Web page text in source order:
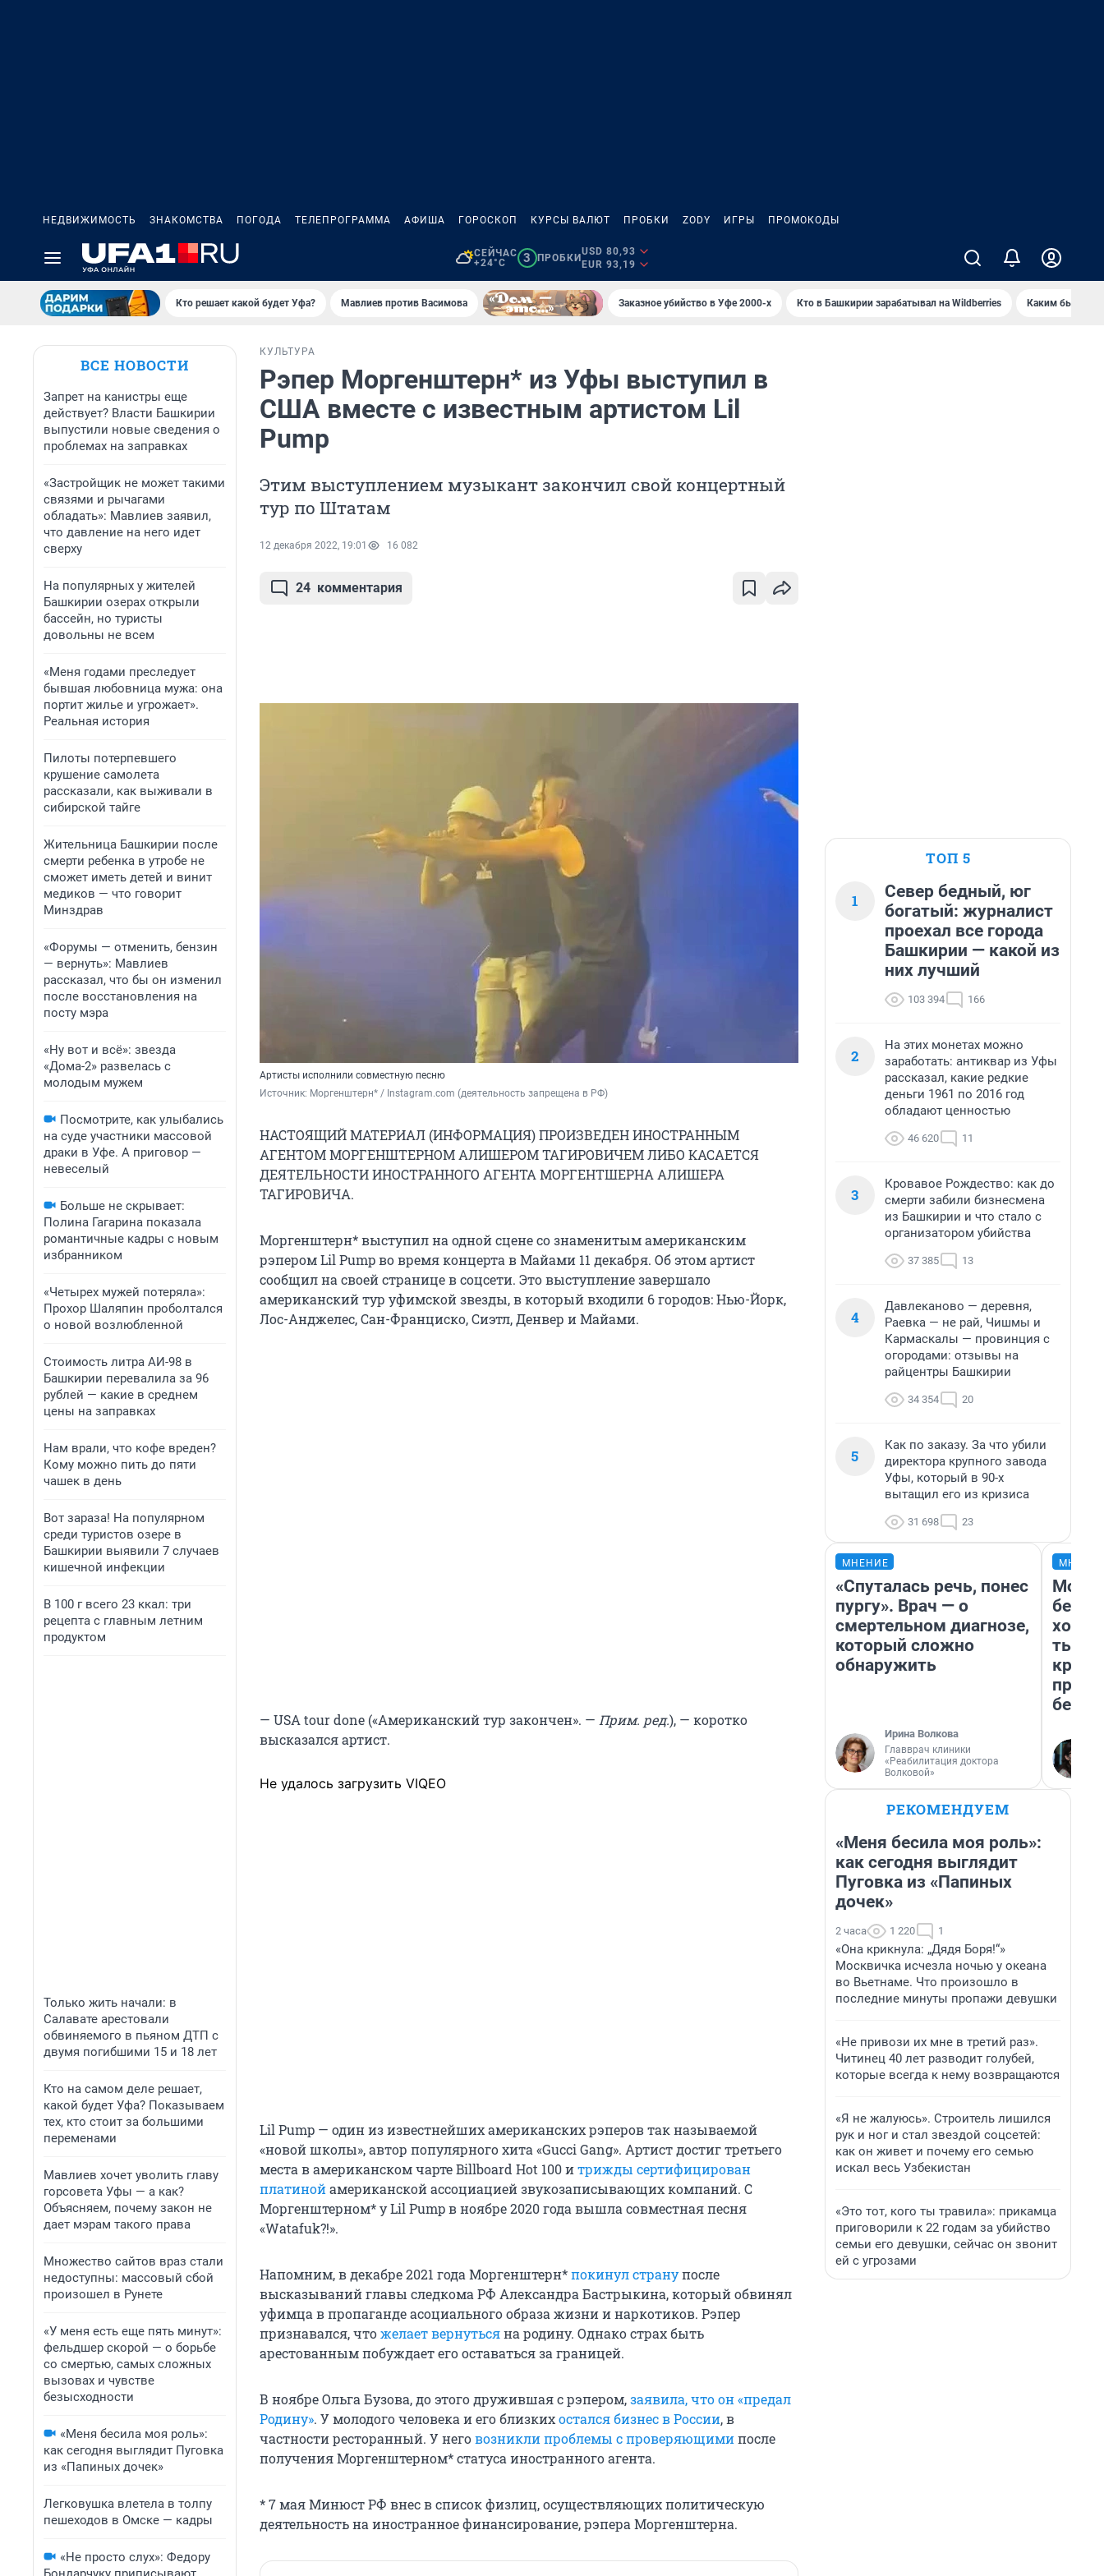
НЕДВИЖИМОСТЬ ЗНАКОМСТВА ПОГОДА ТЕЛЕПРОГРАММА АФИША ГОРОСКОП КУРСЫ ВАЛЮТ ПРОБКИ ZODY ИГРЫ ПРОМОКОДЫ
СЕЙЧАС
+24°C
3 ПРОБКИ
USD 80,93
EUR 93,19
Кто решает какой будет Уфа? Мавлиев против Васимова Заказное убийство в Уфе 2000-х Кто в Башкирии зарабатывал на Wildberries Каким было
ВСЕ НОВОСТИ
Запрет на канистры еще
действует? Власти Башкирии
выпустили новые сведения о
проблемах на заправках
«Застройщик не может такими
связями и рычагами
обладать»: Мавлиев заявил,
что давление на него идет
сверху
На популярных у жителей
Башкирии озерах открыли
бассейн, но туристы
довольны не всем
«Меня годами преследует
бывшая любовница мужа: она
портит жилье и угрожает».
Реальная история
Пилоты потерпевшего
крушение самолета
рассказали, как выживали в
сибирской тайге
Жительница Башкирии после
смерти ребенка в утробе не
сможет иметь детей и винит
медиков — что говорит
Минздрав
«Форумы — отменить, бензин
— вернуть»: Мавлиев
рассказал, что бы он изменил
после восстановления на
посту мэра
«Ну вот и всё»: звезда
«Дома-2» развелась с
молодым мужем
Посмотрите, как улыбались
на суде участники массовой
драки в Уфе. А приговор —
невеселый
Больше не скрывает:
Полина Гагарина показала
романтичные кадры с новым
избранником
«Четырех мужей потеряла»:
Прохор Шаляпин проболтался
о новой возлюбленной
Стоимость литра АИ-98 в
Башкирии перевалила за 96
рублей — какие в среднем
цены на заправках
Нам врали, что кофе вреден?
Кому можно пить до пяти
чашек в день
Вот зараза! На популярном
среди туристов озере в
Башкирии выявили 7 случаев
кишечной инфекции
В 100 г всего 23 ккал: три
рецепта с главным летним
продуктом
Только жить начали: в
Салавате арестовали
обвиняемого в пьяном ДТП с
двумя погибшими 15 и 18 лет
Кто на самом деле решает,
какой будет Уфа? Показываем
тех, кто стоит за большими
переменами
Мавлиев хочет уволить главу
горсовета Уфы — а как?
Объясняем, почему закон не
дает мэрам такого права
Множество сайтов враз стали
недоступны: массовый сбой
произошел в Рунете
«У меня есть еще пять минут»:
фельдшер скорой — о борьбе
со смертью, самых сложных
вызовах и чувстве
безысходности
«Меня бесила моя роль»:
как сегодня выглядит Пуговка
из «Папиных дочек»
Легковушка влетела в толпу
пешеходов в Омске — кадры
«Не просто слух»: Федору
КУЛЬТУРА
Рэпер Моргенштерн* из Уфы выступил в
США вместе с известным артистом Lil
Pump
Этим выступлением музыкант закончил свой концертный
тур по Штатам
12 декабря 2022, 19:01 16 082
24 комментария
Артисты исполнили совместную песню
Источник: Моргенштерн* / Instagram.com (деятельность запрещена в РФ)
НАСТОЯЩИЙ МАТЕРИАЛ (ИНФОРМАЦИЯ) ПРОИЗВЕДЕН ИНОСТРАННЫМ
АГЕНТОМ МОРГЕНШТЕРНОМ АЛИШЕРОМ ТАГИРОВИЧЕМ ЛИБО КАСАЕТСЯ
ДЕЯТЕЛЬНОСТИ ИНОСТРАННОГО АГЕНТА МОРГЕНТШЕРНА АЛИШЕРА
ТАГИРОВИЧА.
Моргенштерн* выступил на одной сцене со знаменитым американским
рэпером Lil Pump во время концерта в Майами 11 декабря. Об этом артист
сообщил на своей странице в соцсети. Это выступление завершало
американский тур уфимской звезды, в который входили 6 городов: Нью-Йорк,
Лос-Анджелес, Сан-Франциско, Сиэтл, Денвер и Майами.
— USA tour done («Американский тур закончен». — Прим. ред.), — коротко
высказался артист.
Не удалось загрузить VIQEO
Lil Pump — один из известнейших американских рэперов так называемой
«новой школы», автор популярного хита «Gucci Gang». Артист достиг третьего
места в американском чарте Billboard Hot 100 итрижды сертифицирован
платинойамериканской ассоциацией звукозаписывающих компаний. С
Моргенштерном* у Lil Pump в ноябре 2020 года вышла совместная песня
«Watafuk?!».
Напомним, в декабре 2021 года Моргенштерн*покинул странупосле
высказываний главы следкома РФ Александра Бастрыкина, который обвинял
уфимца в пропаганде асоциального образа жизни и наркотиков. Рэпер
признавался, чтожелает вернутьсяна родину. Однако страх быть
арестованным побуждает его оставаться за границей.
В ноябре Ольга Бузова, до этого дружившая с рэпером,заявила, что он «предал
Родину». У молодого человека и его близкихостался бизнес в России, в
частности ресторанный. У неговозникли проблемы с проверяющимипосле
получения Моргенштерном* статуса иностранного агента.
* 7 мая Минюст РФ внес в список физлиц, осуществляющих политическую
деятельность на иностранное финансирование, рэпера Моргенштерна.
ТОП 5
1
Север бедный, юг
богатый: журналист
проехал все города
Башкирии — какой из
них лучший
103 394 166
2
На этих монетах можно
заработать: антиквар из Уфы
рассказал, какие редкие
деньги 1961 по 2016 год
обладают ценностью
46 620 11
3
Кровавое Рождество: как до
смерти забили бизнесмена
из Башкирии и что стало с
организатором убийства
37 385 13
4
Давлеканово — деревня,
Раевка — не рай, Чишмы и
Кармаскалы — провинция с
огородами: отзывы на
райцентры Башкирии
34 354 20
5
Как по заказу. За что убили
директора крупного завода
Уфы, который в 90-х
вытащил его из кризиса
31 698 23
МНЕНИЕ
«Спуталась речь, понес
пургу». Врач — о
смертельном диагнозе,
который сложно
обнаружить
Ирина Волкова
Главврач клиники
«Реабилитация доктора
Волковой»
Мой
РЕКОМЕНДУЕМ
«Меня бесила моя роль»:
как сегодня выглядит
Пуговка из «Папиных
дочек»
2 часа 1 220 1
«Она крикнула: „Дядя Боря!“»
Москвичка исчезла ночью у океана
во Вьетнаме. Что произошло в
последние минуты пропажи девушки
«Не привози их мне в третий раз».
Читинец 40 лет разводит голубей,
которые всегда к нему возвращаются
«Я не жалуюсь». Строитель лишился
рук и ног и стал звездой соцсетей:
как он живет и почему его семью
искал весь Узбекистан
«Это тот, кого ты травила»: прикамца
приговорили к 22 годам за убийство
семьи его девушки, сейчас он звонит
ей с угрозами